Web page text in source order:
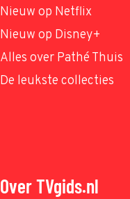
Nieuw op Netflix
Nieuw op Disney+
Alles over Pathé Thuis
De leukste collecties
Over TVgids.nl